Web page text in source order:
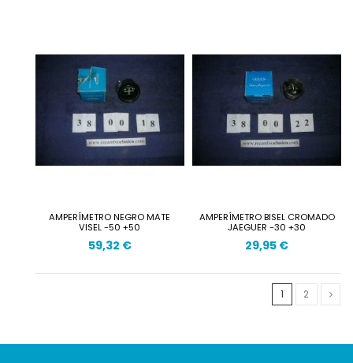
AMPERÍMETRO NEGRO MATE
VISEL -50 +50
59,32 €
AMPERÍMETRO BISEL CROMADO
JAEGUER -30 +30
29,95 €
1 2